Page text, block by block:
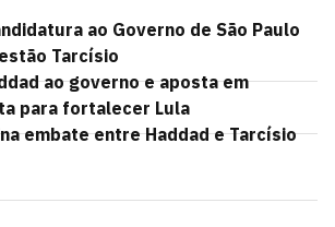
ao Governo de São Paulo
Tarcísio
ao governo e aposta em
para fortalecer Lula
embate entre Haddad e Tarcísio